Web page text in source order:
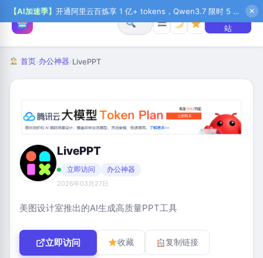
【AI加速季】 开通阿里云百炼享 1 亿+ tokens，Qwen3.7 限时 5 折起，秒悟新注送 1 万积分，加入 OPC 赢百万助力金，QoderWork CN 首月 0 元 ✕
☰
+ 提交网
站
首页›办公神器›LivePPT
LivePPT
立即访问 办公神器
2026年03月27日
美图设计室推出的AI生成高质量PPT工具
立即访问 收藏 复制链接